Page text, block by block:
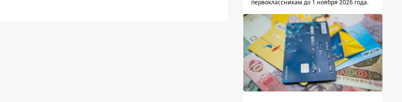
первоклассникам до 1 ноября 2026 года.